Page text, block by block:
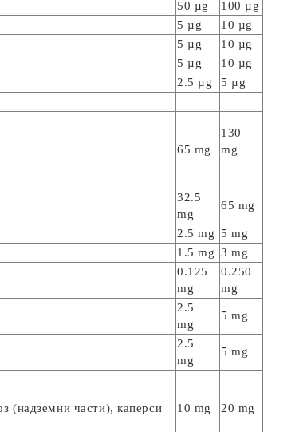
50 µg
100 µg
5 µg
10 µg
5 µg
10 µg
5 µg
10 µg
2.5 µg
5 µg
65 mg
130
mg
32.5
mg
65 mg
2.5 mg
5 mg
1.5 mg 3 mg
0.125
mg
0.250
mg
2.5
mg
5 mg
2.5
mg
5 mg
(надземни части), каперси
10 mg 20 mg